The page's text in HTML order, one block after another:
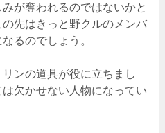
が奪われるのではないかと
先はきっと野クルのメンバ
るのでしょう。
ンの道具が役に立ちまし
欠かせない人物になってい